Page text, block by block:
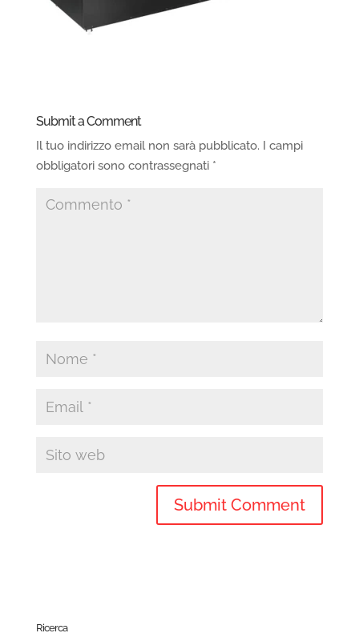
Submit a Comment
Il tuo indirizzo email non sarà pubblicato. I campi
obbligatori sono contrassegnati *
Ricerca